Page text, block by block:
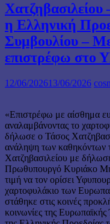
Χατζηβασιλείου
η Ελληνική
Συμβουλίου –
επιστρέφω στο
12/06/202613/06/2026
«Επιστρέφω με αίσθημα
αναλαμβάνοντας το
δήλωσε ο Τάσος
ανάληψη των καθηκόντων
Χατζηβασιλείου με
Πρωθυπουργό Κυριάκο
τιμή να τον ορίσει
χαρτοφυλάκιο των
στάθηκε στις κοινές
κοινωνίες της